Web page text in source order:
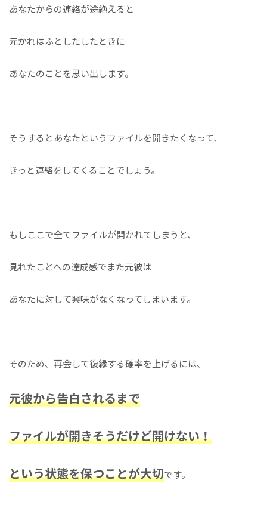
あなたからの連絡が途絶えると
元かれはふとしたしたときに
あなたのことを思い出します。
そうするとあなたというファイルを開きたくなって、
きっと連絡をしてくることでしょう。
もしここで全てファイルが開かれてしまうと、
見れたことへの達成感でまた元彼は
あなたに対して興味がなくなってしまいます。
そのため、再会して復縁する確率を上げるには、
元彼から告白されるまで
ファイルが開きそうだけど開けない！
という状態を保つことが大切です。